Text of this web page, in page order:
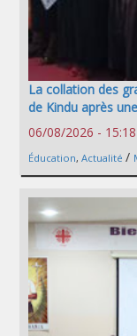
La collation des
de Kindu après
06/08/2026 - 15:18
Éducation, Actualité /